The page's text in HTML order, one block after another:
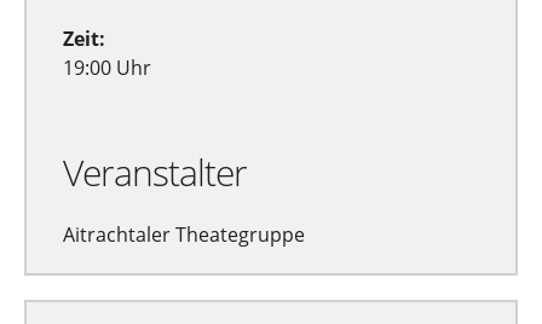
Zeit:
19:00 Uhr
Veranstalter
Aitrachtaler Theategruppe